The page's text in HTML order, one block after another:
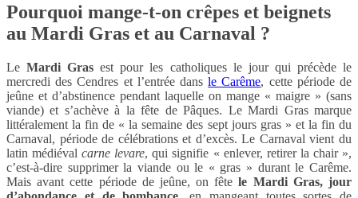
Pourquoi mange-t-on crêpes et beignets
au Mardi Gras et au Carnaval ?
LeMardi Gras est pour les catholiques le jour qui précède le
mercredi des Cendres et l’entrée dansle Carême, cette période de
jeûne et d’abstinence pendant laquelle on mange « maigre » (sans
viande) et s’achève à la fête de Pâques. Le Mardi Gras marque
littéralement la fin de « la semaine des sept jours gras » et la fin du
Carnaval, période de célébrations et d’excès. Le Carnaval vient du
latin médiévalcarne levare, qui signifie « enlever, retirer la chair »,
c’est-à-dire supprimer la viande ou le « gras » durant le Carême.
Mais avant cette période de jeûne, on fêtele Mardi Gras, jour